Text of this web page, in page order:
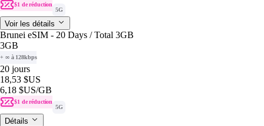
$1 de réduction
5G
Voir les détails
Brunei eSIM - 20 Days / Total 3GB
3GB
+ ∞ à 128kbps
20 jours
18,53 $US
6,18 $US/GB
$1 de réduction
5G
Détails